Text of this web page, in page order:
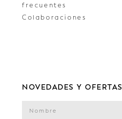
frecuentes
Colaboraciones
NOVEDADES Y OFERTAS